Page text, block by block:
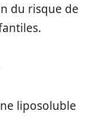
du risque de
liposoluble